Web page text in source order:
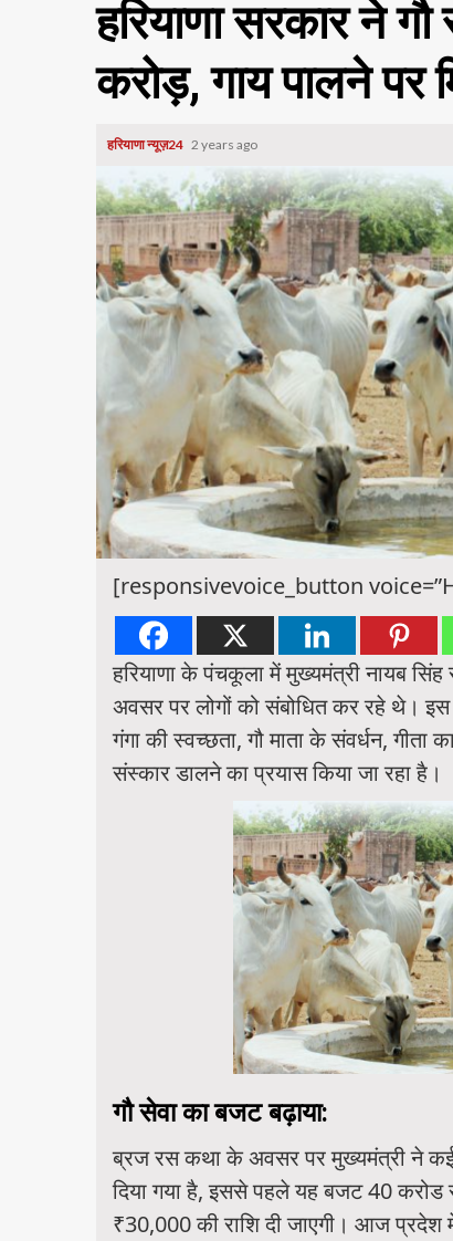
हरियाणा सरकार ने
करोड़, गाय पालने पर
हरियाणा न्यूज़24 2 years ago
[responsivevoice_button
हरियाणा के पंचकूला में मुख्यमंत्री नायब
अवसर पर लोगों को संबोधित कर रहे थे।
गंगा की स्वच्छता, गौ माता के संवर्धन,
संस्कार डालने का प्रयास किया जा रहा है।
गौ सेवा का बजटबढ़ाया:
ब्रज रस कथा के अवसर पर मुख्यमंत्री ने
दिया गया है, इससे पहले यह बजट 40 करोड
₹30,000 की राशि दी जाएगी। आज प्रदेश